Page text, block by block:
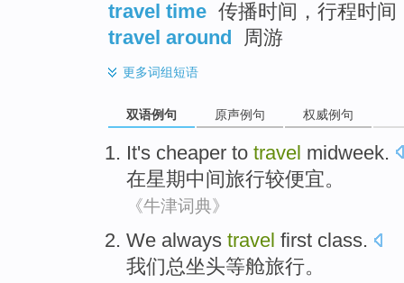
travel time 传播时间，行程时间
travel around
周游
更多词组短语
双语例句 原声例句 权威例句
It's cheaper to travel midweek.
在星期中间旅行较便宜。
《牛津词典》
We always travel first class.
我们总坐头等舱旅行。